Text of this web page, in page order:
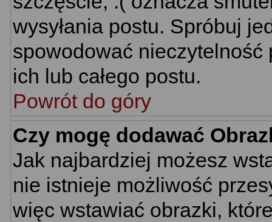
wysyłania postu. Spróbuj
spowodować
ich lub całego postu.
Powrót do góry
Czy mogę dodawać
Jak najbardziej możesz
nie istnieje możliwość
więc wstawiać obrazki,